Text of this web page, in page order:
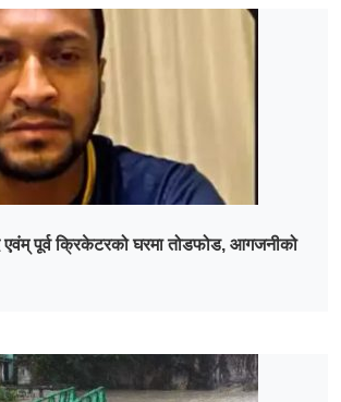
पूर्व क्रिकेटरको घरमा तोडफोड, आगजनीको